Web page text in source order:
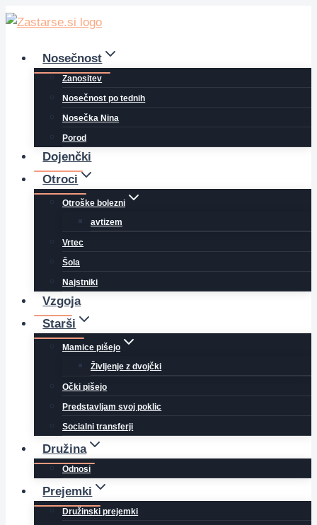
Skip
contentNosečnost
Zanositev
Nosečnost po tednih
Nosečka Nina
Porod
Dojenčki
Otroci
Otroške bolezni
avtizem
Vrtec
Šola
Najstniki
Vzgoja
Starši
Mamice pišejo
Življenje z dvojčki
Očki pišejo
Predstavljam svoj poklic
Socialni transferji
Družina
Odnosi
Prejemki
Družinski prejemki